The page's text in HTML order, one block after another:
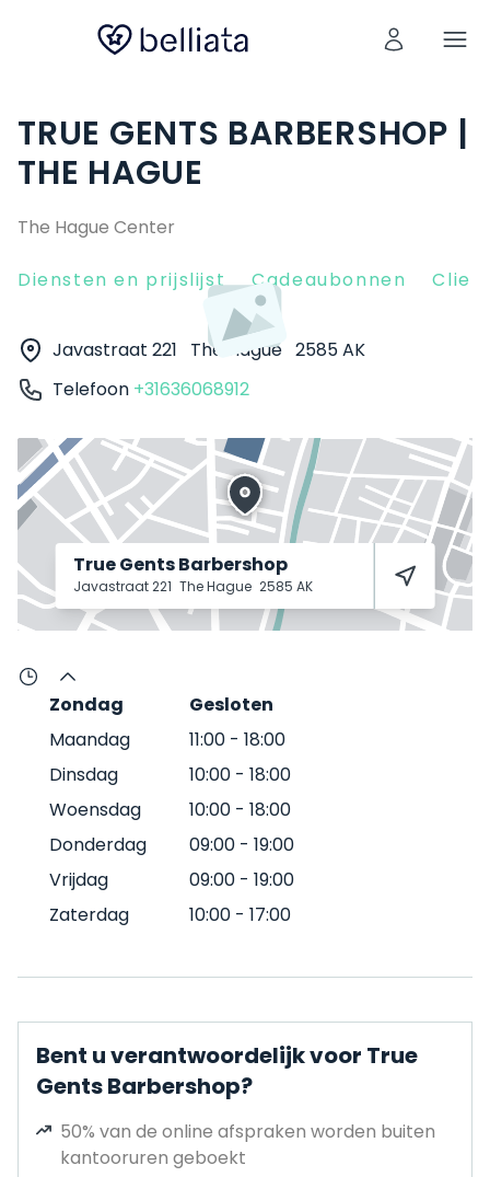
TRUE GENTS BARBERSHOP |
THE HAGUE
The Hague Center
Diensten en prijslijst Cadeaubonnen
Javastraat 221 The Hague 2585 AK
Telefoon +31636068912
True Gents Barbershop
Javastraat 221 The Hague 2585 AK
Zondag
Gesloten
Maandag
11:00 - 18:00
Dinsdag
10:00 - 18:00
Woensdag
10:00 - 18:00
Donderdag
09:00 - 19:00
Vrijdag
09:00 - 19:00
Zaterdag
10:00 - 17:00
Bent u verantwoordelijk voor True
Gents Barbershop?
50% van de online afspraken worden buiten
kantooruren geboekt